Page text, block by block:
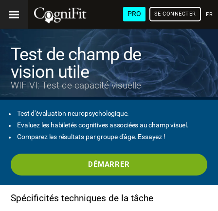
PRO SE CONNECTER
Test de champ de
vision utile
WIFIVI: Test de capacité visuelle
Test d'évaluation neuropsychologique.
Evaluez les habiletés cognitives associées au champ visuel.
Comparez les résultats par groupe d'âge. Essayez !
DÉMARRER
Spécificités techniques de la tâche